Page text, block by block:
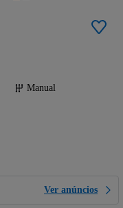
Manual
Ver anúncios